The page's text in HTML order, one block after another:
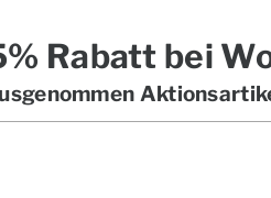
Rabatt bei